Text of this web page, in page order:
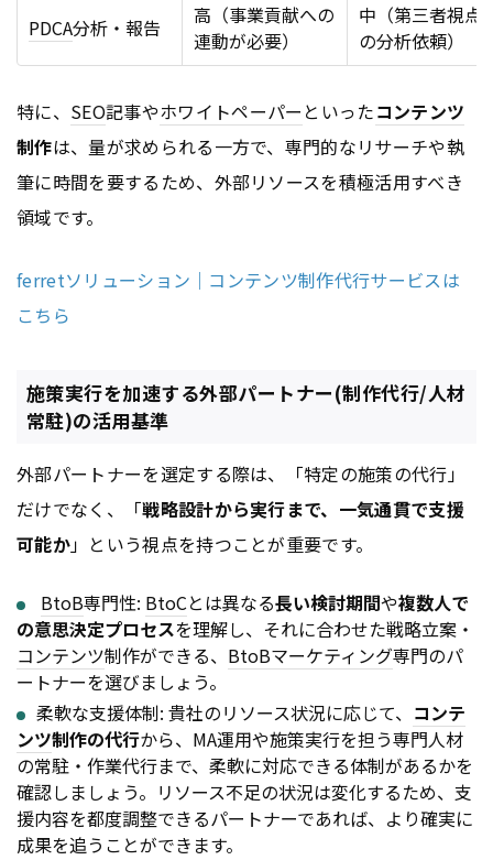
PDCA分析・報告
高（事業貢献への
連動が必要）
中（第三者視点
の分析依頼）
特に、 SEO記事やホワイトペーパー といったコンテンツ
制作は、量が求められる一方で、専門的なリサーチや執
筆に時間を要するため、外部リソースを積極活用すべき
領域です。
ferretソリューション｜コンテンツ制作代行サービスは
こちら
施策実行を加速する外部パートナー(制作代行/人材
常駐)の活用基準
外部パートナーを選定する際は、「特定の施策の代行」
だけでなく、「戦略設計から実行まで、一気通貫で支援
可能か」という視点を持つことが重要です。
BtoB専門性: BtoCとは異なる長い検討期間や複数人で
の意思決定プロセスを理解し、それに合わせた戦略立案・
コンテンツ制作ができる、 BtoBマーケティング専門のパ
ートナーを選びましょう。
柔軟な支援体制: 貴社のリソース状況に応じて、 コンテ
ンツ制作の代行から、MA運用や施策実行を担う専門人材
の常駐・作業代行まで、柔軟に対応できる体制があるかを
確認しましょう。リソース不足の状況は変化するため、支
援内容を都度調整できるパートナーであれば、より確実に
成果を追うことができます。